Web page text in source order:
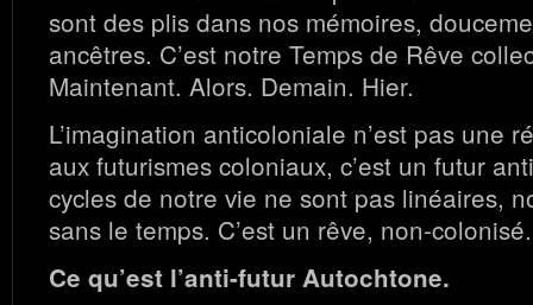
sont des plis dans nos mémoires,
ancêtres. C’est notre Temps de Rêve
Maintenant. Alors. Demain. Hier.
L’imagination anticoloniale n’est pas une
aux futurismes coloniaux, c’est un futur
cycles de notre vie ne sont pas linéaires,
sans le temps. C’est un rêve, non-colonisé.
Ce qu’est l’anti-futur Autochtone.